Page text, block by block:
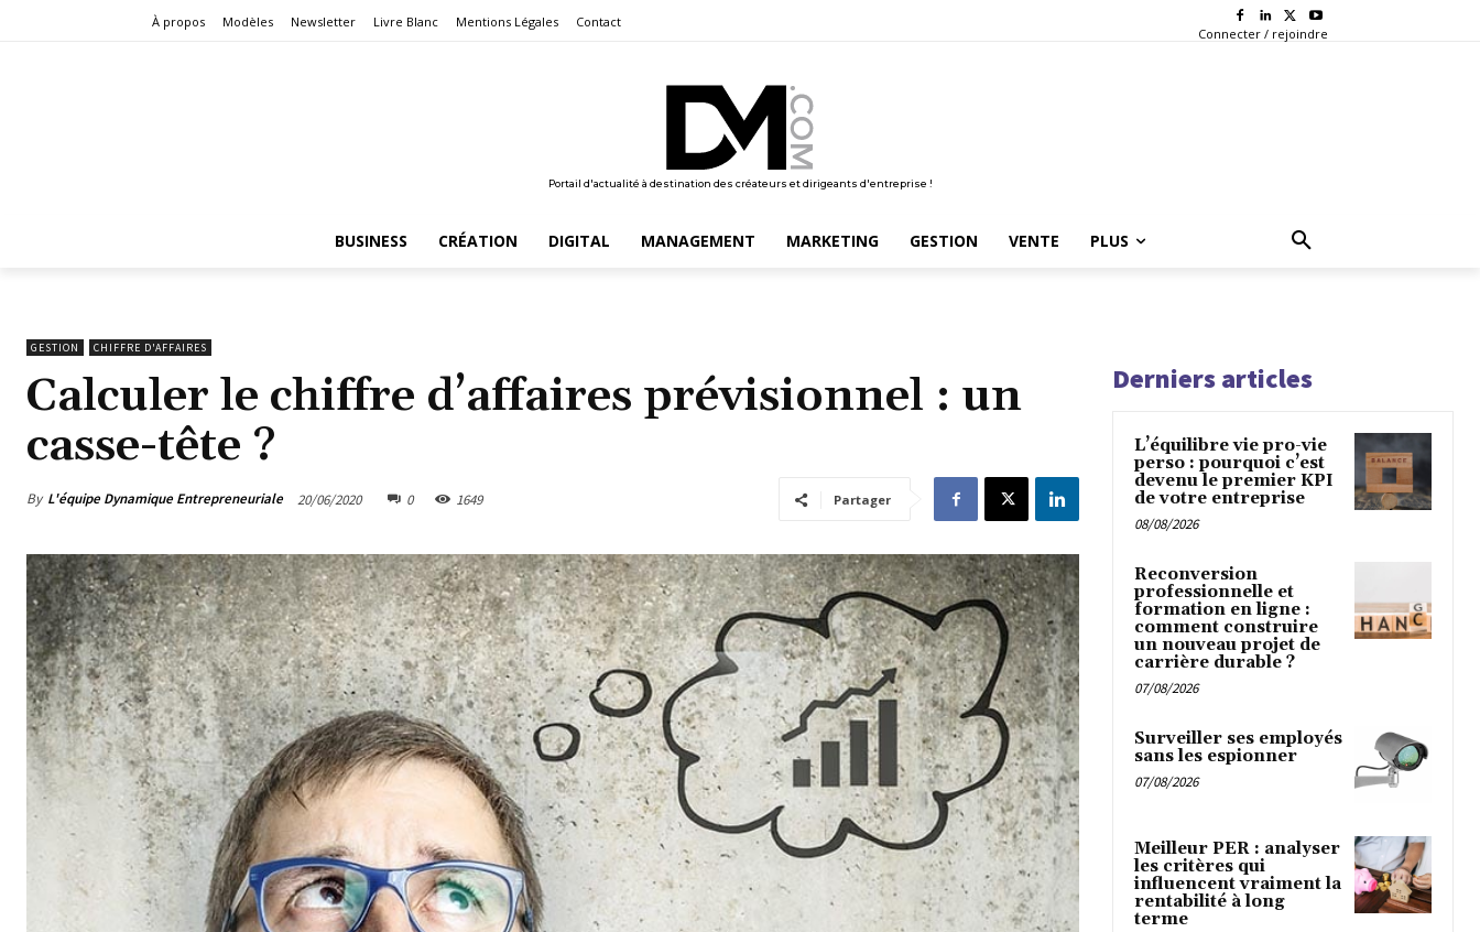
À propos Modèles Newsletter Livre Blanc Mentions Légales Contact
Connecter / rejoindre
Portail d'actualité à destination des créateurs et dirigeants d'entreprise !
BUSINESS CRÉATION DIGITAL MANAGEMENT MARKETING GESTION VENTE PLUS
GESTION CHIFFRE D'AFFAIRES
Calculer le chiffre d’affaires prévisionnel : un
casse-tête ?
By L'équipe Dynamique Entrepreneuriale 20/06/2020 0 1649 Partager
Derniers articles
L’équilibre vie pro-vie
perso : pourquoi c’est
devenu le premier KPI
de votre entreprise
08/08/2026
Reconversion
professionnelle et
formation en ligne :
comment construire
un nouveau projet de
carrière durable ?
07/08/2026
Surveiller ses employés
sans les espionner
07/08/2026
Meilleur PER : analyser
les critères qui
influencent vraiment la
rentabilité à long
terme